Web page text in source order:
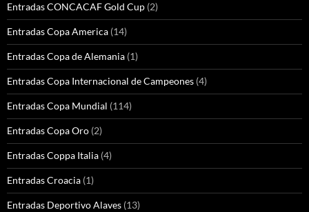
Entradas CONCACAF Gold Cup (2)
Entradas Copa America (14)
Entradas Copa de Alemania (1)
Entradas Copa Internacional de Campeones (4)
Entradas Copa Mundial (114)
Entradas Copa Oro (2)
Entradas Coppa Italia (4)
Entradas Croacia (1)
Entradas Deportivo Alaves (13)